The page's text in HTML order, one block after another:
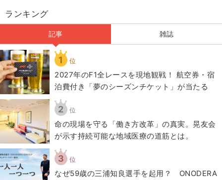
ランキング
記事 雑誌
1 位
2027年のF1全レースを現地観戦！ 航空券・宿
泊費付き「夢のシーズンチケット」が当たる
2 位
​命の現場を守る「働き方改革」の真実。晃友会
が示す持続可能な地域医療の道筋とは。
3 位
なぜ59歳の三浦知良選手を起用？ ONODERA